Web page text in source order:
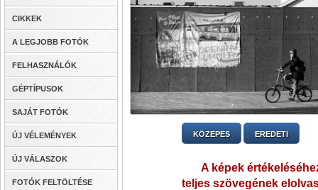
CIKKEK
A LEGJOBB FOTÓK
FELHASZNÁLÓK
GÉPTÍPUSOK
SAJÁT FOTÓK
ÚJ VÉLEMÉNYEK
ÚJ VÁLASZOK
FOTÓK FELTÖLTÉSE
KÖZEPES EREDETI
A képek
teljes szövegének